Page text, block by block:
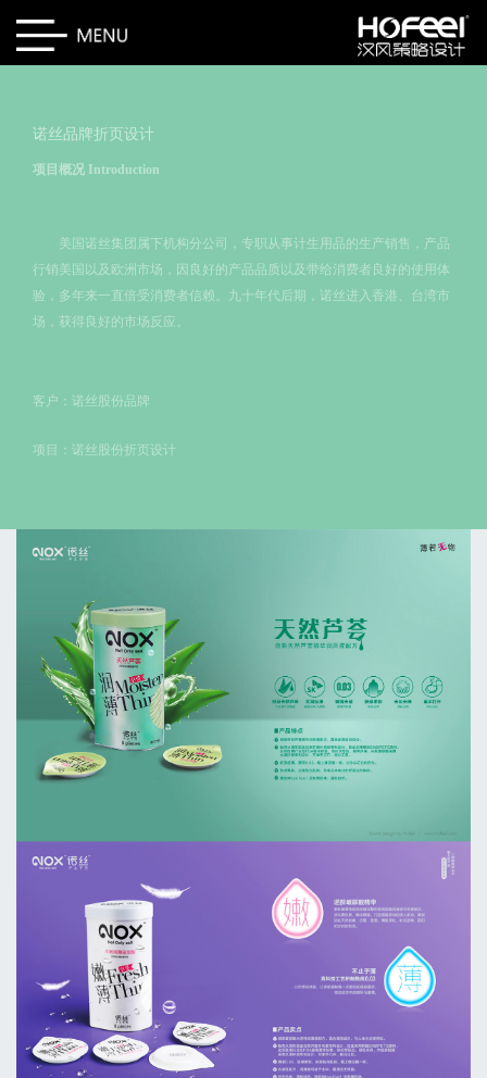
诺丝品牌折页设计
项目概况 Introduction
美国诺丝集团属下机构分公司，专职从事计生用品的生产销售，产品
行销美国以及欧洲市场，因良好的产品品质以及带给消费者良好的使用体
验，多年来一直倍受消费者信赖。九十年代后期，诺丝进入香港、台湾市
场，获得良好的市场反应。
客户：诺丝股份品牌
项目：诺丝股份折页设计